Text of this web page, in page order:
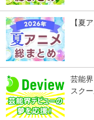
【夏
芸能
スク